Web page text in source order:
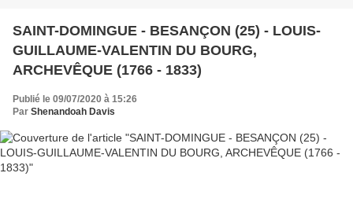
SAINT-DOMINGUE - BESANÇON (25) - LOUIS-
GUILLAUME-VALENTIN DU BOURG,
ARCHEVÊQUE (1766 - 1833)
Publié le 09/07/2020 à 15:26
Par Shenandoah Davis